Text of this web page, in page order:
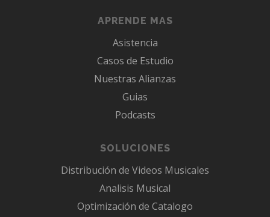
APRENDE MAS
Asistencia
Casos de Estudio
Nuestras Alianzas
Guias
Podcasts
SOLUCIONES
Distribución de Videos Musicales
Analisis Musical
Optimización de Catalogo